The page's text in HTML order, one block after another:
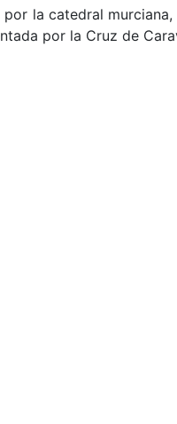
la catedral
por la Cruz de